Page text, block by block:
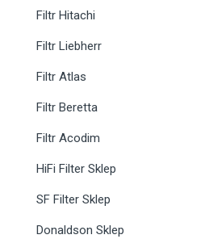
Filtr Hitachi
Filtr Liebherr
Filtr Atlas
Filtr Beretta
Filtr Acodim
HiFi Filter Sklep
SF Filter Sklep
Donaldson Sklep